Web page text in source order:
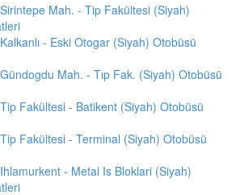
Mah. - Tip Fakültesi (Siyah)
- Eski Otogar (Siyah) Otobüsü
Mah. - Tıp Fak. (Siyah) Otobüsü
Fakültesi - Batikent (Siyah) Otobüsü
Fakültesi - Terminal (Siyah) Otobüsü
- Metal Is Bloklari (Siyah)